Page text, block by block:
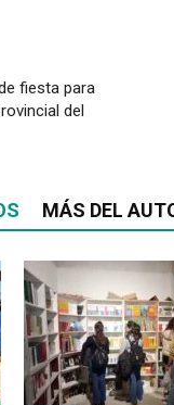
fiesta para
del
MÁS DEL